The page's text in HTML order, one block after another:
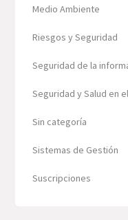
Medio Ambiente
Riesgos y Seguridad
Seguridad de la
Seguridad y Salud en
Sin categoría
Sistemas de Gestión
Suscripciones